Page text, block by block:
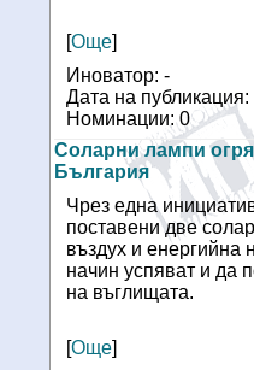
[Още]
Иноватор: -
Дата на
Номинации: 0
Соларни лампи
България
Чрез една
поставени две
въздух и енергийна
начин успяват и да
на въглищата.
[Още]